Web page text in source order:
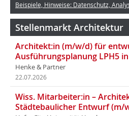
Beispiele, Hinweise: Datenschutz,
Stellenmarkt Architektur
Architekt:in (m/w/d) für
Ausführungsplanung LPH5
Henke & Partner
22.07.2026
Wiss. Mitarbeiter:in –
Städtebaulicher Entwurf (m/